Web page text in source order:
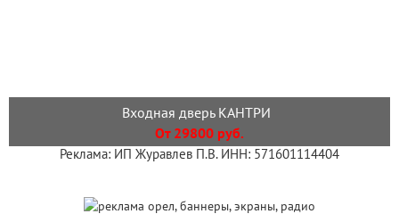
Входная дверь КАНТРИ
От 29800 руб.
Реклама: ИП Журавлев П.В. ИНН: 571601114404